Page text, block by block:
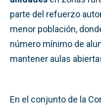
parte del refuerzo
menor población,
número mínimo de
mantener aulas
En el conjunto de la